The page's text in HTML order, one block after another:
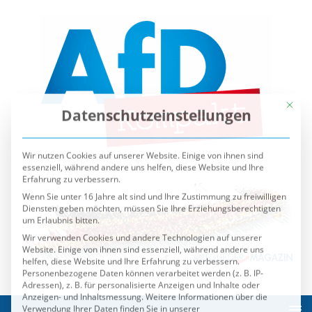
Datenschutzeinstellungen
Wir nutzen Cookies auf unserer Website. Einige von ihnen sind
essenziell, während andere uns helfen, diese Website und Ihre
Erfahrung zu verbessern.
Wenn Sie unter 16 Jahre alt sind und Ihre Zustimmung zu freiwilligen
Diensten geben möchten, müssen Sie Ihre Erziehungsberechtigten
um Erlaubnis bitten.
Wir verwenden Cookies und andere Technologien auf unserer
Website. Einige von ihnen sind essenziell, während andere uns
helfen, diese Website und Ihre Erfahrung zu verbessern.
Personenbezogene Daten können verarbeitet werden (z. B. IP-
Adressen), z. B. für personalisierte Anzeigen und Inhalte oder
Anzeigen- und Inhaltsmessung.Weitere Informationen über die
Verwendung Ihrer Daten finden Sie in unserer
Datenschutzerklärung.Sie können Ihre Auswahl jederzeit unter
Einstellungenwiderrufen oder anpassen.
Es folgt eine Liste der Service-Gruppen, für die eine
Essenziell
Externe Medien